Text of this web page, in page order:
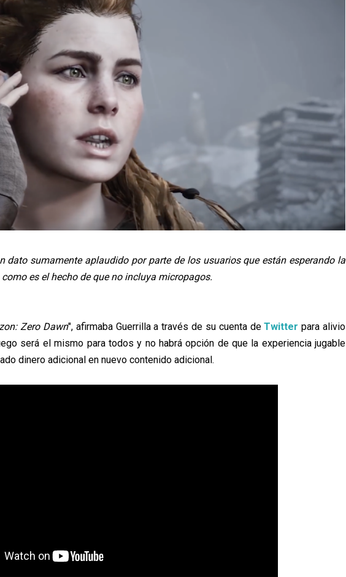
dato sumamente aplaudido por parte de los usuarios que están esperando la
es el hecho de que no incluya micropagos.
Zero Dawn", afirmaba Guerrilla a través de su cuenta deTwitter para alivio
será el mismo para todos y no habrá opción de que la experiencia jugable
dinero adicional en nuevo contenido adicional.